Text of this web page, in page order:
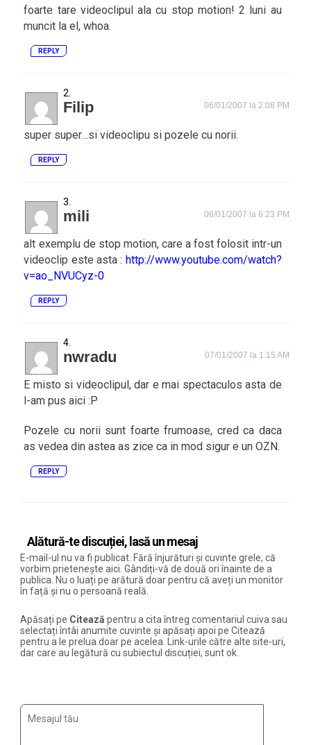
foarte tare videoclipul ala cu stop motion! 2 luni au
muncit la el, whoa.
REPLY
Filip 06/01/2007 la 2:08 PM
super super…si videoclipu si pozele cu norii.
REPLY
mili 06/01/2007 la 6:23 PM
alt exemplu de stop motion, care a fost folosit intr-un
videoclip este asta : http://www.youtube.com/watch?
v=ao_NVUCyz-0
REPLY
nwradu 07/01/2007 la 1:15 AM
E misto si videoclipul, dar e mai spectaculos asta de
l-am pus aici :P
Pozele cu norii sunt foarte frumoase, cred ca daca
as vedea din astea as zice ca in mod sigur e un OZN.
REPLY
Alătură-te discuției, lasă un mesaj
E-mail-ul nu va fi publicat. Fără înjurături și cuvinte grele, că
vorbim prietenește aici. Gândiți-vă de două ori înainte de a
publica. Nu o luați pe arătură doar pentru că aveți un monitor
în față și nu o persoană reală.
Apăsați pe Citează pentru a cita întreg comentariul cuiva sau
selectați întâi anumite cuvinte și apăsați apoi pe Citează
pentru a le prelua doar pe acelea. Link-urile către alte site-uri,
dar care au legătură cu subiectul discuției, sunt ok.